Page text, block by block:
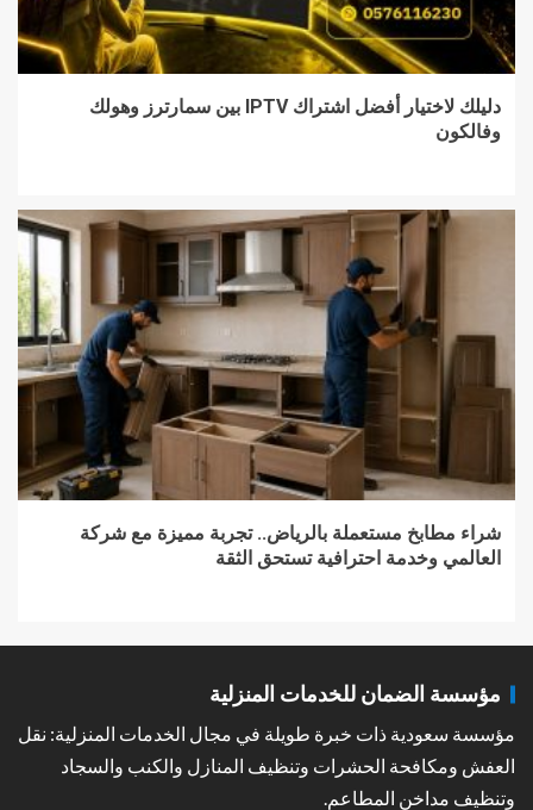
دليلك لاختيار أفضل اشتراك IPTV بين سمارترز وهولك
وفالكون
شراء مطابخ مستعملة بالرياض.. تجربة مميزة مع شركة
العالمي وخدمة احترافية تستحق الثقة
مؤسسة الضمان للخدمات المنزلية
مؤسسة سعودية ذات خبرة طويلة في مجال الخدمات المنزلية: نقل
العفش ومكافحة الحشرات وتنظيف المنازل والكنب والسجاد
وتنظيف مداخن المطاعم.